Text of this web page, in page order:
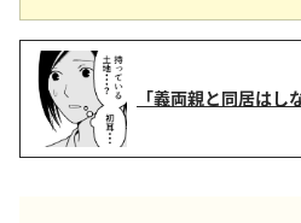
「義両親と同居は